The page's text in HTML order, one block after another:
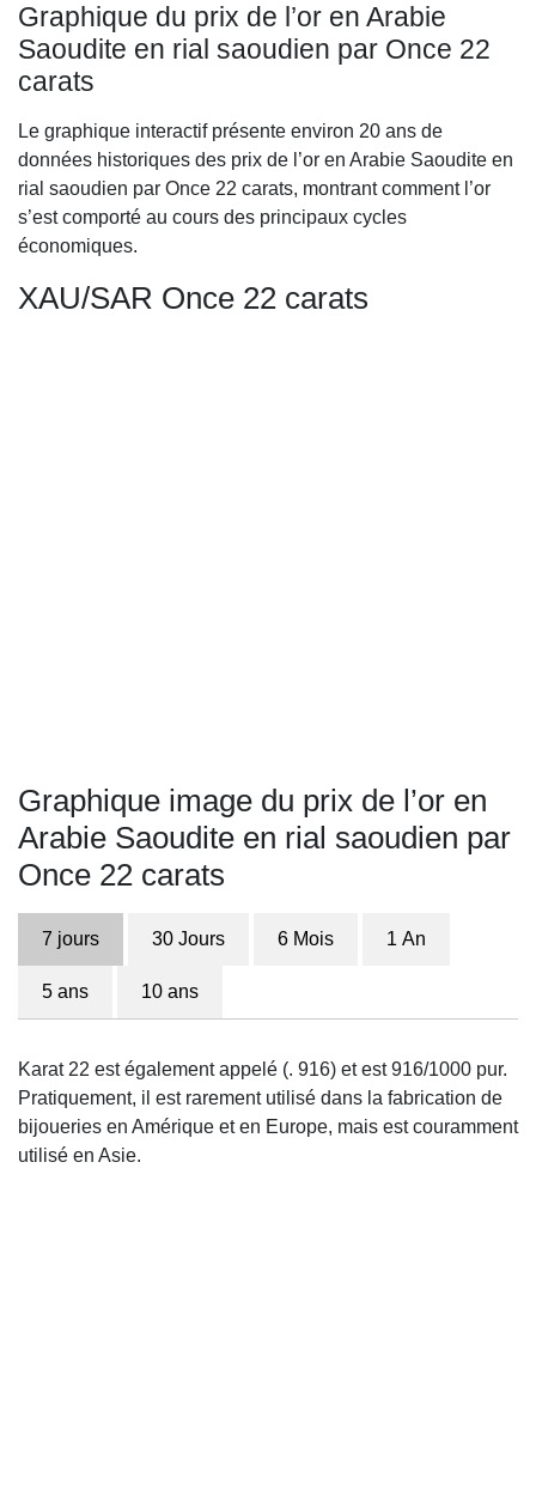
Graphique du prix de l’or en Arabie
Saoudite en rial saoudien par Once 22
carats
Le graphique interactif présente environ 20 ans de
données historiques des prix de l’or en Arabie Saoudite en
rial saoudien par Once 22 carats, montrant comment l’or
s’est comporté au cours des principaux cycles
économiques.
XAU/SAR Once 22 carats
Graphique image du prix de l’or en
Arabie Saoudite en rial saoudien par
Once 22 carats
7 jours 30 Jours 6 Mois 1 An
5 ans 10 ans
Karat 22 est également appelé (. 916) et est 916/1000 pur.
Pratiquement, il est rarement utilisé dans la fabrication de
bijoueries en Amérique et en Europe, mais est couramment
utilisé en Asie.